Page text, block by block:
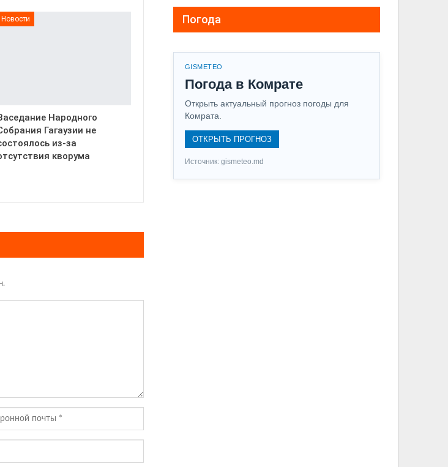
Новости
Народного
Гагаузии не
из-за
кворума
Погода
GISMETEO
Погода в Комрате
Открыть актуальный прогноз погоды для
Комрата.
ОТКРЫТЬ ПРОГНОЗ
Источник: gismeteo.md